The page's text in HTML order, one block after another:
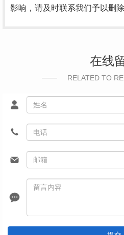
影响，请及时联系我们予以删除
在线
RELATED TO